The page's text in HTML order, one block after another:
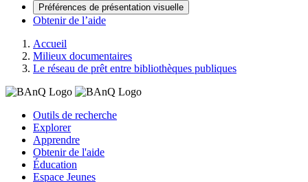
Préférences de présentation visuelle
Obtenir de l’aide
Accueil
Milieux documentaires
Le réseau de prêt entre bibliothèques publiques
Outils de recherche
Explorer
Apprendre
Obtenir de l'aide
Éducation
Espace Jeunes